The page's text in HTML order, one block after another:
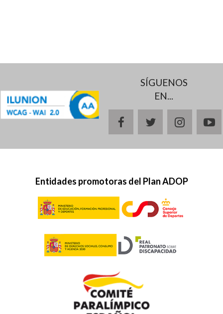
SÍGUENOS
EN...
facebooktwitter
Entidades promotoras del Plan ADOP